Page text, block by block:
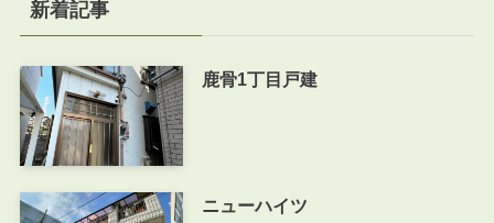
新着記事
鹿骨1丁目戸建
ニューハイツ